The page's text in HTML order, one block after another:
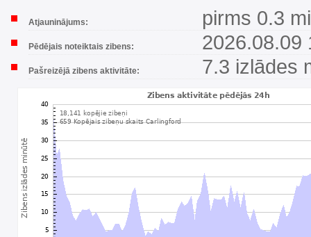
Atjauninājums: pirms 0.3
Pēdējais noteiktais zibens: 2026.08.09
Pašreizējā zibens aktivitāte: 7.3 izlādes